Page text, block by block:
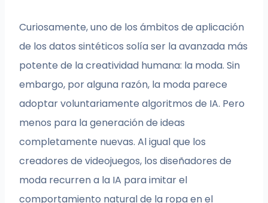
Curiosamente, uno de los ámbitos de aplicación
de los datos sintéticos solía ser la avanzada más
potente de la creatividad humana: la moda. Sin
embargo, por alguna razón, la moda parece
adoptar voluntariamente algoritmos de IA. Pero
menos para la generación de ideas
completamente nuevas. Al igual que los
creadores de videojuegos, los diseñadores de
moda recurren a la IA para imitar el
comportamiento natural de la ropa en el